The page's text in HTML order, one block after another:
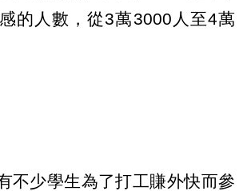
的人數，從3萬3000人至4萬
不少學生為了打工賺外快而參